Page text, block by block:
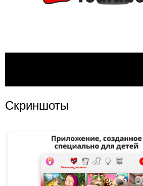
Скриншоты